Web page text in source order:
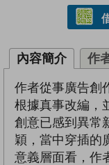
內容簡介 作
作者從事廣告創
根據真事改編，
創意已感到異常
穎，當中穿插的
意義層面看，作